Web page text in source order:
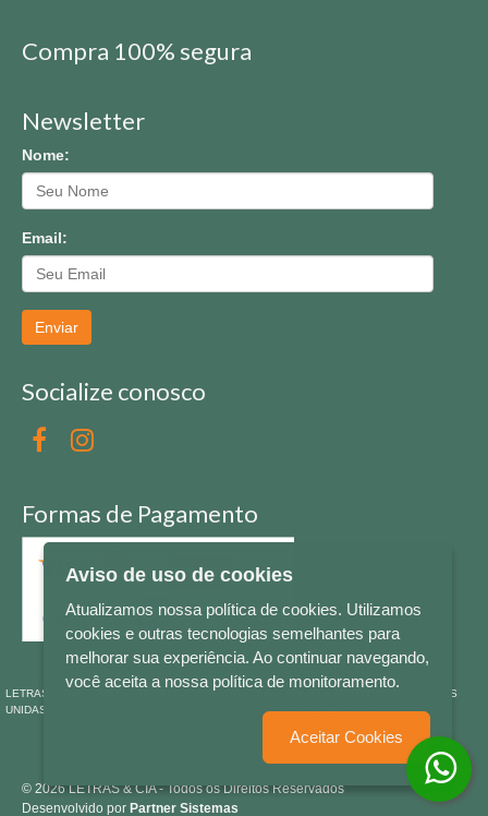
Compra 100% segura
Newsletter
Nome:
Email:
Enviar
Socialize conosco
Formas de Pagamento
LETRAS & CIA - CNPJ n° 88.587.548/0001-20 - Térreo Bourbon Shopping - AV. NAÇÕES
UNIDAS , 2001 - Lojas 1064/1065 - RIO BRANCO - - NOVO HAMBURGO - RS
© 2026 LETRAS & CIA - Todos os Direitos Reservados
Desenvolvido por Partner Sistemas
Aviso de uso de cookies
Atualizamos nossa política de cookies. Utilizamos
cookies e outras tecnologias semelhantes para
melhorar sua experiência. Ao continuar navegando,
você aceita a nossa política de monitoramento.
Aceitar Cookies